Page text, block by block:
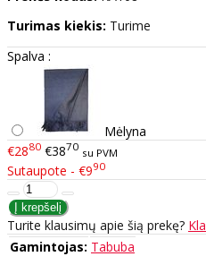
Turimas kiekis: Turime
Spalva :
Mėlyna
€2880 €3870 su PVM
Sutaupote - €990
Turite klausimų apie šią prekę?
Gamintojas: Tabuba